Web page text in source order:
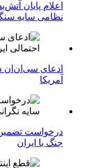
اعلام پایان
نظامی سایه
ادعای سی‌ان‌ان
آمریکا
درخواست تضمین
جنگ با ایران